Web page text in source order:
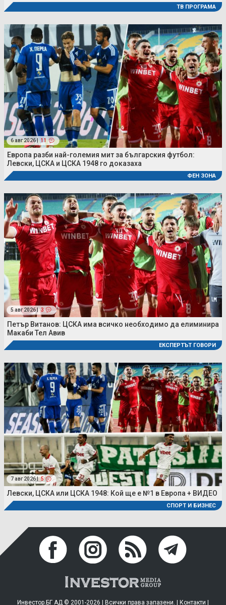
ТВ ПРОГРАМА
6 авг 2026 | 11
Европа разби най-големия мит за българския футбол:
Левски, ЦСКА и ЦСКА 1948 го доказаха
ФЕН ЗОНА
5 авг 2026 | 3
Петър Витанов: ЦСКА има всичко необходимо да елиминира
Макаби Тел Авив
ЕКСПЕРТЪТ ГОВОРИ
7 авг 2026 | 5
Левски, ЦСКА или ЦСКА 1948: Кой ще е №1 в Европа + ВИДЕО
СПОРТ И БИЗНЕС
Инвестор.БГ АД © 2001-2026 | Всички права запазени. | Контакти